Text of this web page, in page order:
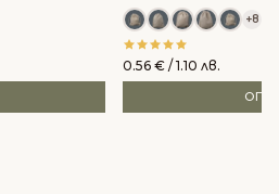
+8
0.56 € / 1.10 лв.